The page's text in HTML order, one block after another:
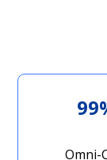
Omni-